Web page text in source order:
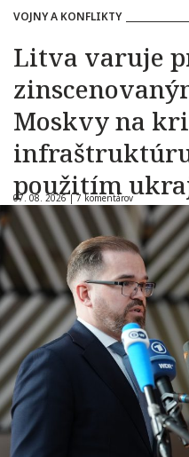
VOJNY A KONFLIKTY
Litva varuje
Moskvy na
použitím
07. 08. 2026 |7 komentárov